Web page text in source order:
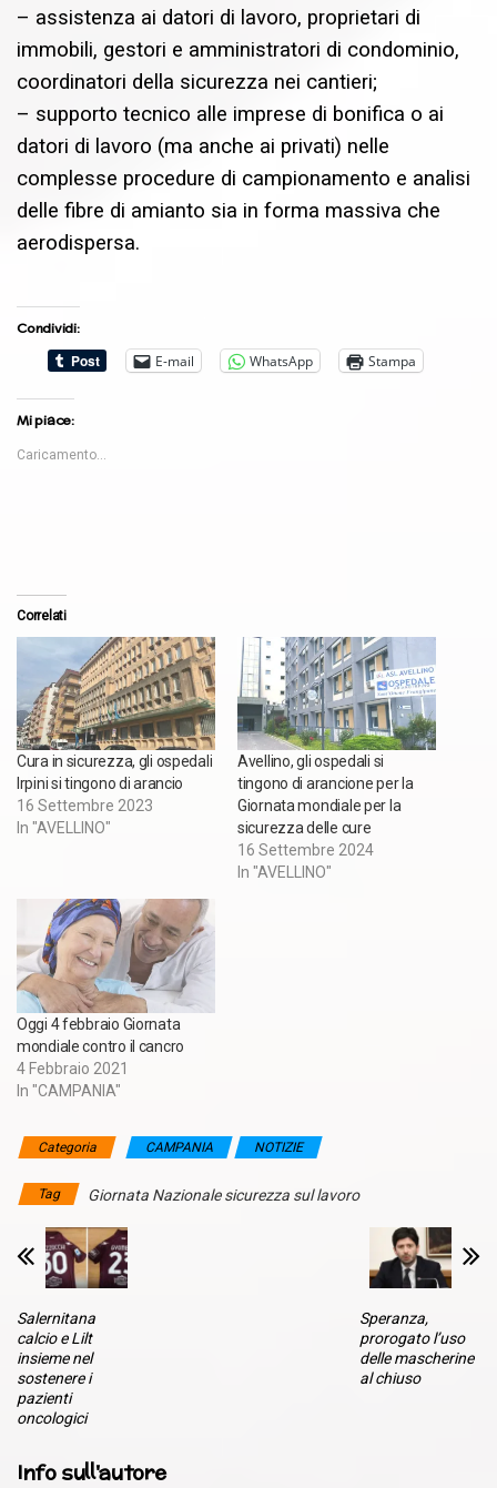
– assistenza ai datori di lavoro, proprietari di
immobili, gestori e amministratori di condominio,
coordinatori della sicurezza nei cantieri;
– supporto tecnico alle imprese di bonifica o ai
datori di lavoro (ma anche ai privati) nelle
complesse procedure di campionamento e analisi
delle fibre di amianto sia in forma massiva che
aerodispersa.
Condividi:
E-mail
WhatsApp Stampa
Mi piace:
Caricamento...
Correlati
Cura in sicurezza, gli ospedali
Irpini si tingono di arancio
16 Settembre 2023
In "AVELLINO"
Avellino, gli ospedali si
tingono di arancione per la
Giornata mondiale per la
sicurezza delle cure
16 Settembre 2024
In "AVELLINO"
Oggi 4 febbraio Giornata
mondiale contro il cancro
4 Febbraio 2021
In "CAMPANIA"
Categoria CAMPANIA NOTIZIE
Tag Giornata Nazionale sicurezza sul lavoro
Salernitana
calcio e Lilt
insieme nel
sostenere i
pazienti
oncologici
Speranza,
prorogato l’uso
delle mascherine
al chiuso
Info sull'autore